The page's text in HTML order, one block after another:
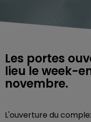
Les portes
lieu le week-
novembre.
L'ouverture du